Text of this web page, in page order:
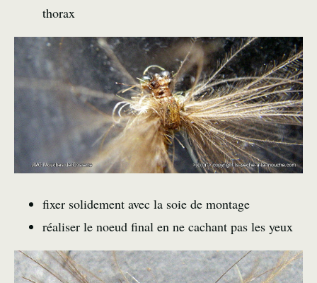
thorax
fixer solidement avec la soie de montage
réaliser le noeud final en ne cachant pas les yeux